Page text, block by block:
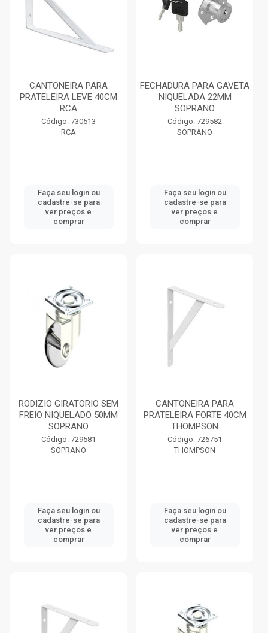
CANTONEIRA PARA
PRATELEIRA LEVE 40CM
RCA
Código: 730513
RCA
Faça seu login ou
cadastre-se para
ver preços e
comprar
FECHADURA PARA GAVETA
NIQUELADA 22MM
SOPRANO
Código: 729582
SOPRANO
Faça seu login ou
cadastre-se para
ver preços e
comprar
RODIZIO GIRATORIO SEM
FREIO NIQUELADO 50MM
SOPRANO
Código: 729581
SOPRANO
Faça seu login ou
cadastre-se para
ver preços e
comprar
CANTONEIRA PARA
PRATELEIRA FORTE 40CM
THOMPSON
Código: 726751
THOMPSON
Faça seu login ou
cadastre-se para
ver preços e
comprar